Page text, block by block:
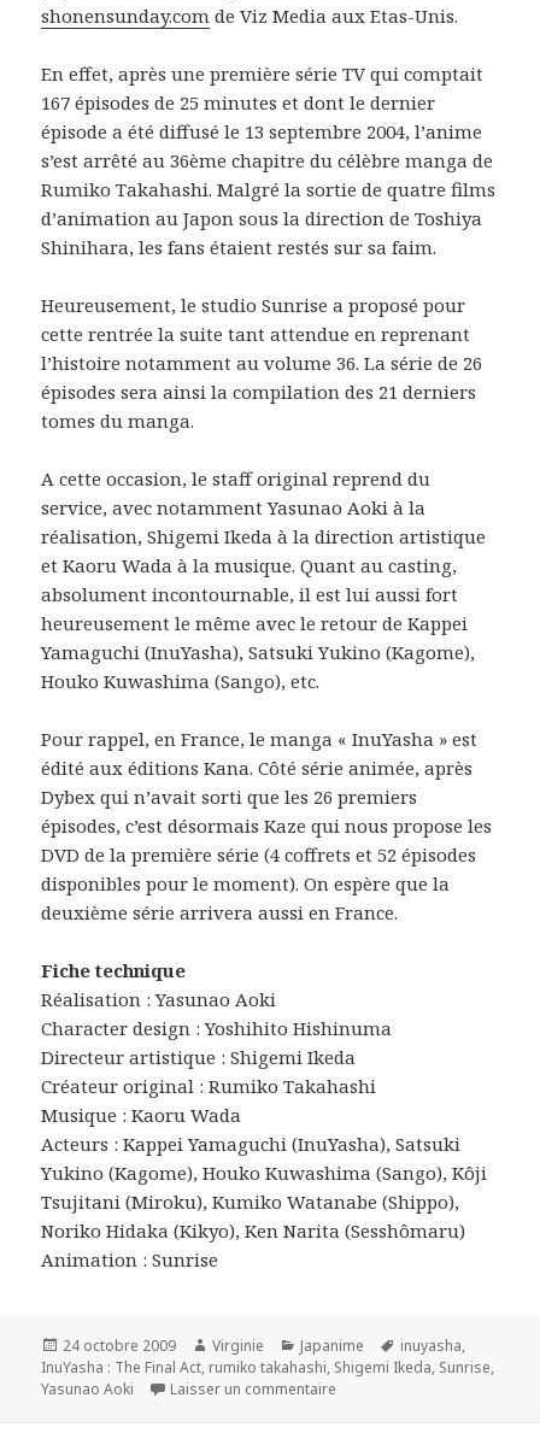
shonensunday.com de Viz Media aux Etas-Unis.
En effet, après une première série TV qui comptait
167 épisodes de 25 minutes et dont le dernier
épisode a été diffusé le 13 septembre 2004, l’anime
s’est arrêté au 36ème chapitre du célèbre manga de
Rumiko Takahashi. Malgré la sortie de quatre films
d’animation au Japon sous la direction de Toshiya
Shinihara, les fans étaient restés sur sa faim.
Heureusement, le studio Sunrise a proposé pour
cette rentrée la suite tant attendue en reprenant
l’histoire notamment au volume 36. La série de 26
épisodes sera ainsi la compilation des 21 derniers
tomes du manga.
A cette occasion, le staff original reprend du
service, avec notamment Yasunao Aoki à la
réalisation, Shigemi Ikeda à la direction artistique
et Kaoru Wada à la musique. Quant au casting,
absolument incontournable, il est lui aussi fort
heureusement le même avec le retour de Kappei
Yamaguchi (InuYasha), Satsuki Yukino (Kagome),
Houko Kuwashima (Sango), etc.
Pour rappel, en France, le manga « InuYasha » est
édité aux éditions Kana. Côté série animée, après
Dybex qui n’avait sorti que les 26 premiers
épisodes, c’est désormais Kaze qui nous propose les
DVD de la première série (4 coffrets et 52 épisodes
disponibles pour le moment). On espère que la
deuxième série arrivera aussi en France.
Fiche technique
Réalisation : Yasunao Aoki
Character design : Yoshihito Hishinuma
Directeur artistique : Shigemi Ikeda
Créateur original : Rumiko Takahashi
Musique : Kaoru Wada
Acteurs : Kappei Yamaguchi (InuYasha), Satsuki
Yukino (Kagome), Houko Kuwashima (Sango), Kôji
Tsujitani (Miroku), Kumiko Watanabe (Shippo),
Noriko Hidaka (Kikyo), Ken Narita (Sesshômaru)
Animation : Sunrise
Publié
le
24 octobre 2009 Auteur
Virginie Catégories
Japanime
Mots-
clés
inuyasha,
InuYasha : The Final Act, rumiko takahashi, Shigemi Ikeda, Sunrise,
Yasunao Aoki
Laisser un commentaire